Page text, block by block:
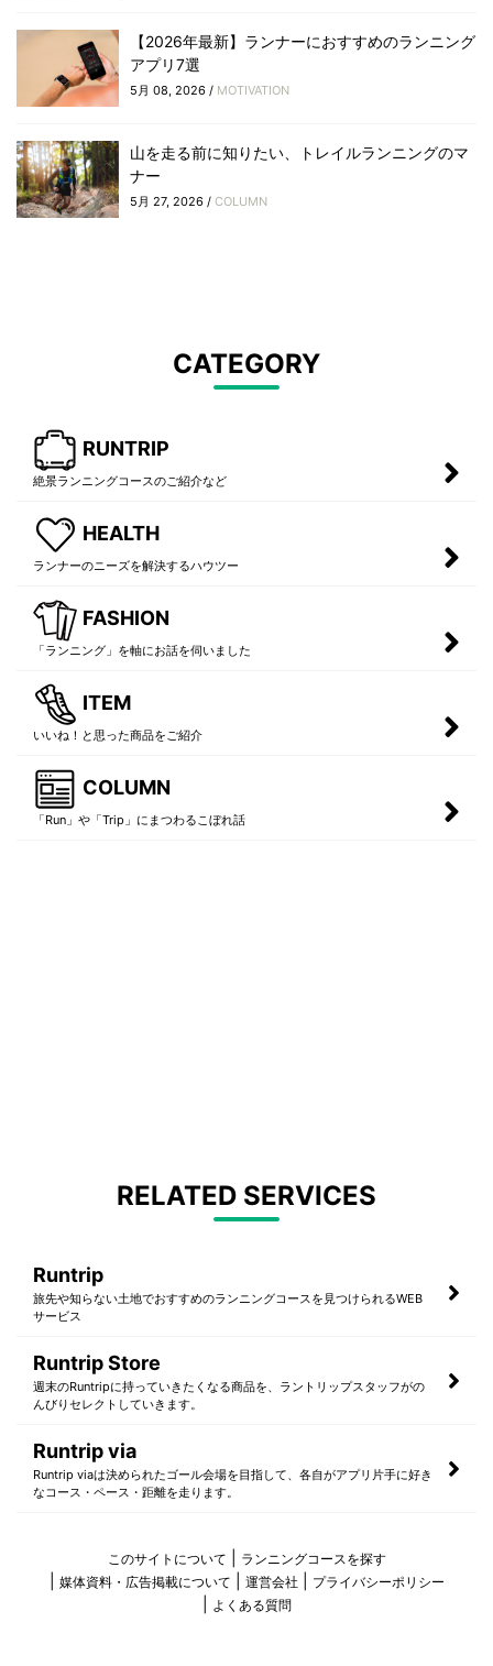
【2026年最新】ランナーにおすすめのランニング
アプリ7選
5月 08, 2026 / MOTIVATION
山を走る前に知りたい、トレイルランニングのマ
ナー
5月 27, 2026 / COLUMN
CATEGORY
RUNTRIP
絶景ランニングコースのご紹介など
HEALTH
ランナーのニーズを解決するハウツー
FASHION
「ランニング」を軸にお話を伺いました
ITEM
いいね！と思った商品をご紹介
COLUMN
「Run」や「Trip」にまつわるこぼれ話
RELATED SERVICES
Runtrip
旅先や知らない土地でおすすめのランニングコースを見つけられるWEB
サービス
Runtrip Store
週末のRuntripに持っていきたくなる商品を、ラントリップスタッフがの
んびりセレクトしていきます。
Runtrip via
Runtrip viaは決められたゴール会場を目指して、各自がアプリ片手に好き
なコース・ペース・距離を走ります。
このサイトについて
ランニングコースを探す
媒体資料・広告掲載について
運営会社
プライバシーポリシー
よくある質問